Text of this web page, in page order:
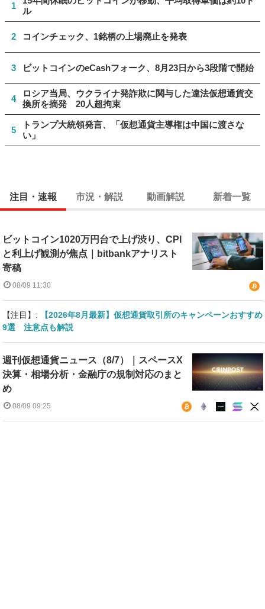
1
ル
2 コインチェック、1銘柄の上場廃止を発表
3 ビットコインのeCashフォーク、8月23日から3段階で開始
4
ロシア当局、ウクライナ発詐欺に関与した違法仮想通貨交
換所を摘発 20人超拘束
5
トランプ大統領発言、「仮想通貨主導権は中国に渡さな
い」
注目・速報 市況・解説 動画解説 新着一覧
ビットコイン1020万円台で上げ渋り、CPI
と利上げ観測が焦点｜bitbankアナリスト
寄稿
08/09 11:30
【注目】:
【2026年8月最新】仮想通貨取引所のキャンペーンおすすめ
9選 注意点も解説
週刊仮想通貨ニュース（8/7）｜スペースX
決算・相場分析・金融庁の規制対応のまと
め
08/09 09:25